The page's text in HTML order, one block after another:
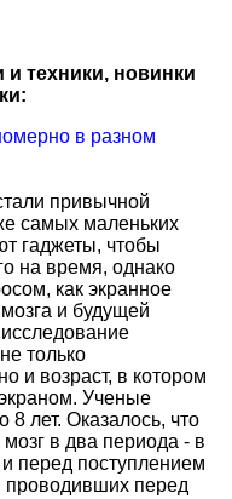
и техники, новинки
в разном
привычной
самых маленьких
гаджеты, чтобы
на время, однако
как экранное
и будущей
только
и возраст, в котором
Ученые
лет. Оказалось, что
в два периода - в
перед поступлением
проводивших перед